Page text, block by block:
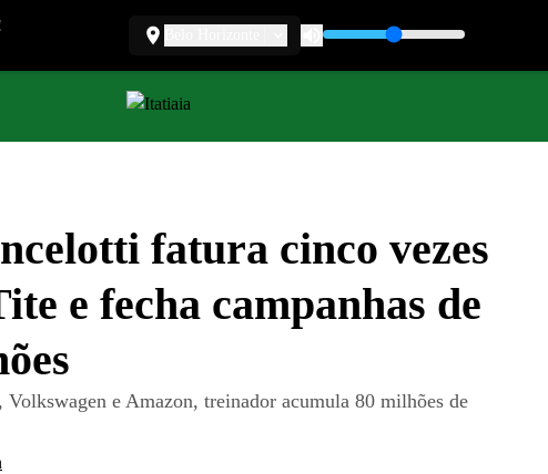
fatura cinco vezes
e fecha campanhas de
Volkswagen e Amazon, treinador acumula 80 milhões de